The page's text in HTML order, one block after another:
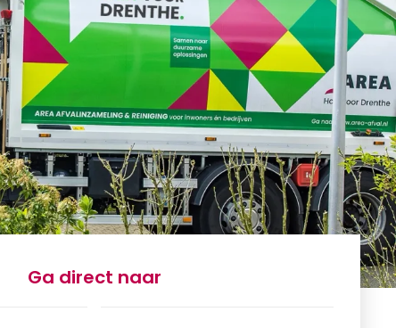
Ga direct naar